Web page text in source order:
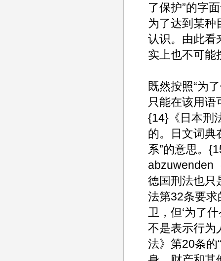
了保护”的字
为了达到某种
认识。由此看
实上也不可能
既然按照“为
只能在该用语
{14}《日本刑
的。日文词典
系”的意思。
abzuwenden
德国刑法也只
法第32条要
卫，但‘为了
不是表示行为
法》第20条的